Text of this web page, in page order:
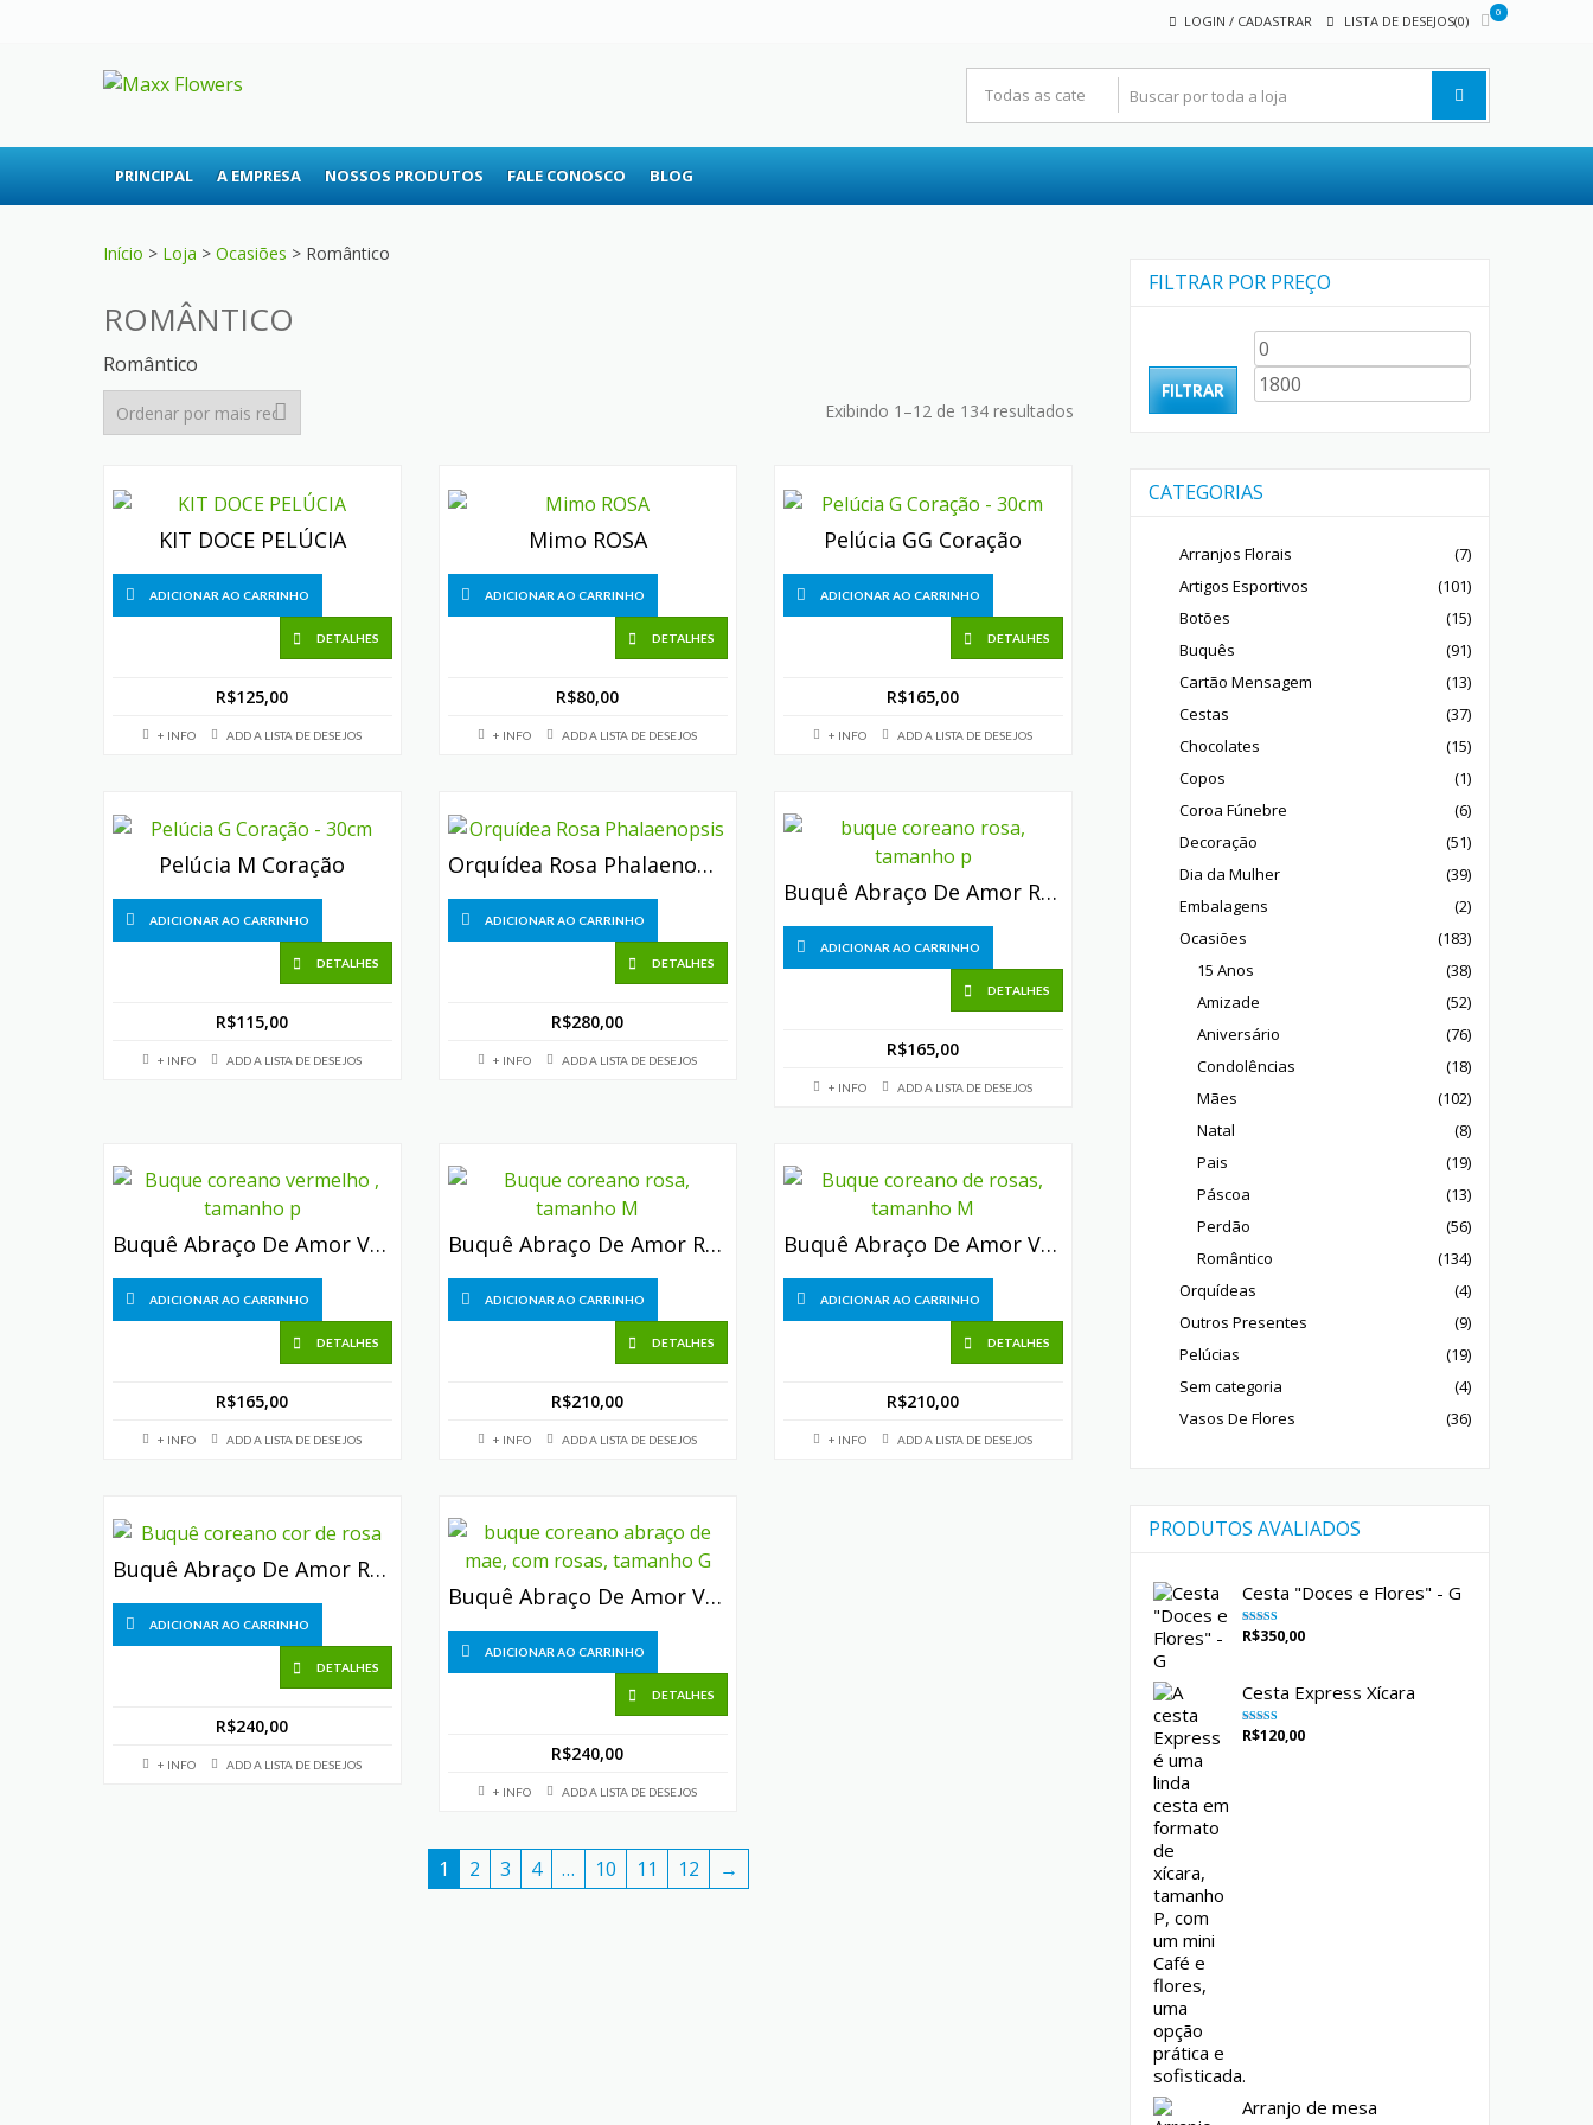
LOGIN / CADASTRAR LISTA DE DESEJOS(0)
0
PRINCIPAL A EMPRESA NOSSOS PRODUTOS FALE CONOSCO BLOG
Início > Loja > Ocasiões > Romântico
ROMÂNTICO
Romântico
Exibindo 1–12 de 134 resultados Classificado
KIT DOCE PELÚCIA
ADICIONAR AO CARRINHO
DETALHES
R$125,00
+ INFO ADD A LISTA DE DESEJOS
Mimo ROSA
ADICIONAR AO CARRINHO
DETALHES
R$80,00
+ INFO ADD A LISTA DE DESEJOS
Pelúcia GG Coração
ADICIONAR AO CARRINHO
DETALHES
R$165,00
+ INFO ADD A LISTA DE DESEJOS
Pelúcia M Coração
ADICIONAR AO CARRINHO
DETALHES
R$115,00
+ INFO ADD A LISTA DE DESEJOS
Orquídea Rosa Phalaenopsis
ADICIONAR AO CARRINHO
DETALHES
R$280,00
+ INFO ADD A LISTA DE DESEJOS
Buquê Abraço De Amor Rosa (3 Rosas)
ADICIONAR AO CARRINHO
DETALHES
R$165,00
+ INFO ADD A LISTA DE DESEJOS
Buquê Abraço De Amor Vermelho (3 Rosas)
ADICIONAR AO CARRINHO
DETALHES
R$165,00
+ INFO ADD A LISTA DE DESEJOS
Buquê Abraço De Amor Rosa (6 Rosas)
ADICIONAR AO CARRINHO
DETALHES
R$210,00
+ INFO ADD A LISTA DE DESEJOS
Buquê Abraço De Amor Vermelho (6 Rosas)
ADICIONAR AO CARRINHO
DETALHES
R$210,00
+ INFO ADD A LISTA DE DESEJOS
Buquê Abraço De Amor Rosa (8 Rosas)
ADICIONAR AO CARRINHO
DETALHES
R$240,00
+ INFO ADD A LISTA DE DESEJOS
Buquê Abraço De Amor Vermelho (8 Rosas)
ADICIONAR AO CARRINHO
DETALHES
R$240,00
+ INFO ADD A LISTA DE DESEJOS
1 2 3 4 … 10 11 12 →
FILTRAR POR PREÇO
Preço
mínimo
FILTRAR
CATEGORIAS
Arranjos Florais
(7)
Artigos Esportivos
(101)
Botões
(15)
Buquês
(91)
Cartão Mensagem
(13)
Cestas
(37)
Chocolates
(15)
Copos
(1)
Coroa Fúnebre
(6)
Decoração
(51)
Dia da Mulher
(39)
Embalagens
(2)
Ocasiões
(183)
15 Anos
(38)
Amizade
(52)
Aniversário
(76)
Condolências
(18)
Mães
(102)
Natal
(8)
Pais
(19)
Páscoa
(13)
Perdão
(56)
Romântico
(134)
Orquídeas
(4)
Outros Presentes
(9)
Pelúcias
(19)
Sem categoria
(4)
Vasos De Flores
(36)
PRODUTOS AVALIADOS
Cesta "Doces e Flores" - G
Avaliação
5.00de 5
R$350,00
Cesta Express Xícara
Avaliação
5.00 de 5
R$120,00
Arranjo de mesa